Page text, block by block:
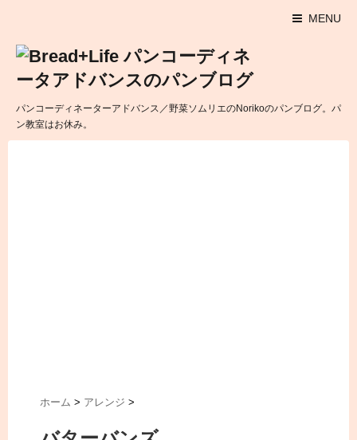
MENU
パンコーディネーターアドバンス／野菜ソムリエのNorikoのパンブログ。パ
ン教室はお休み。
ホーム > アレンジ >